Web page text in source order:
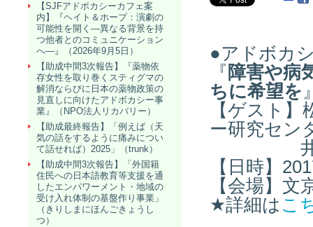
●アドボカ
『 障害や病
ちに希望を
【ゲスト
ー研究セン
井手大
【日時】
【会場】
★詳細は こ
【SJFアドボカシーカフェ案
内】『ヘイト＆ホープ：演劇の
可能性を開く―異なる背景を持
つ他者とのコミュニケーション
へ―』（2026年9月5日）
【助成中間3次報告】『薬物依
存女性を取り巻くスティグマの
解消ならびに日本の薬物政策の
見直しに向けたアドボカシー事
業』（NPO法人リカバリー）
【助成最終報告】「例えば（天
気の話をするように痛みについ
て話せれば）2025」（trunk）
【助成中間3次報告】「外国籍
住民への日本語教育等支援を通
したエンパワーメント・地域の
受け入れ体制の基盤作り事業」
（きりしまにほんごきょうし
つ）